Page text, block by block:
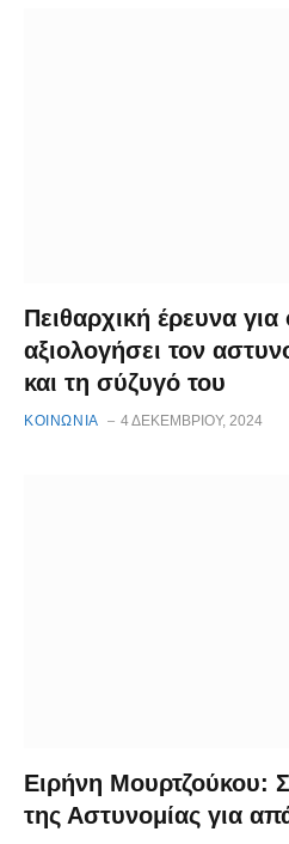
Πειθαρχική έρευνα
αξιολογήσει τον
και τη σύζυγό του
ΚΟΙΝΩΝΙΑ 4 ΔΕΚΕΜΒΡΊΟΥ, 2024
Ειρήνη Μουρτζούκου:
της Αστυνομίας για